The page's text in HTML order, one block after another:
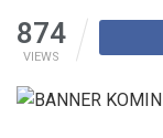
874
VIEWS